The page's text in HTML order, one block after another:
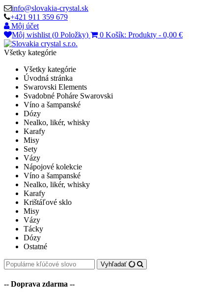
info@slovakia-crystal.sk
+421 911 359 679
Môj účet
Môj wishlist (0 Položky) 0 Košík: Produkty - 0,00 €
Všetky kategórie
Všetky kategórie
Úvodná stránka
Swarovski Elements
Svadobné Poháre Swarovski
Víno a šampanské
Dózy
Nealko, likér, whisky
Karafy
Misy
Sety
Vázy
Nápojové kolekcie
Víno a šampanské
Nealko, likér, whisky
Karafy
Krištáľové sklo
Misy
Vázy
Tácky
Dózy
Ostatné
Vyhľadať
-- Doprava zdarma --